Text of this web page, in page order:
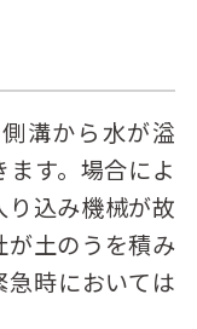
溝から水が溢
す。場合によ
り込み機械が故
土のうを積み
時においては